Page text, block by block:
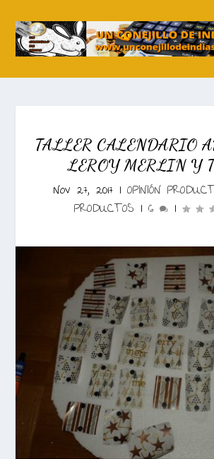
TALLER CALENDARIO
LEROY MERLIN Y
Nov 27, 2017 | OPINIÓN
PRODUCTOS | 6 |